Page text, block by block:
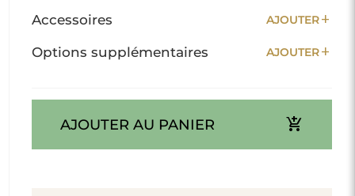
Accessoires AJOUTERadd
Options supplémentaires AJOUTERadd
AJOUTER AU PANIER add_shopping_cart